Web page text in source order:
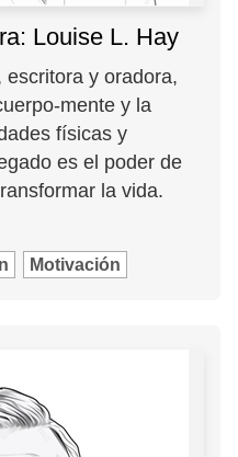
Louise L. Hay
escritora y oradora,
mente y la
físicas y
es el poder de
la vida.
Motivación